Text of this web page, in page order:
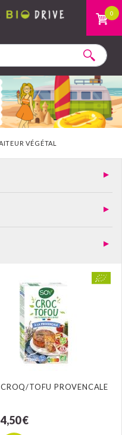
0
VÉGÉTAL
CROQ/TOFU PROVENCALE
4,50 €